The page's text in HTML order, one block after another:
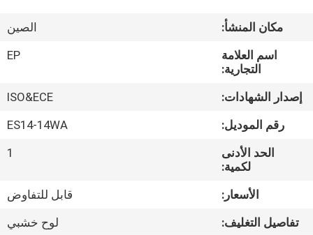
حول
جولة
المعمل
الجودة
مكان المنشأ:
الصين
اسم العلامة
التجارية:
EP
إصدار الشهادات:
ISO&ECE
رقم الموديل:
ES14-14WA
الحد الأدنى
لكمية:
1
الأسعار:
قابل للتفاوض
تفاصيل التغليف:
لوح خشبي